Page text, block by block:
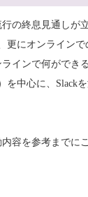
の終息見通し
更にオンライン
インで何ができ
を中心に、Slack
容を参考までに